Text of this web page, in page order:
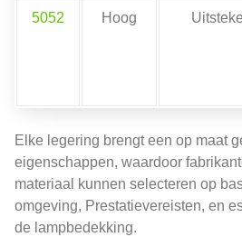
5052 Hoog
Elke legering brengt een op maat
eigenschappen, waardoor
materiaal kunnen selecteren op
omgeving, Prestatievereisten, en
de lampbedekking.